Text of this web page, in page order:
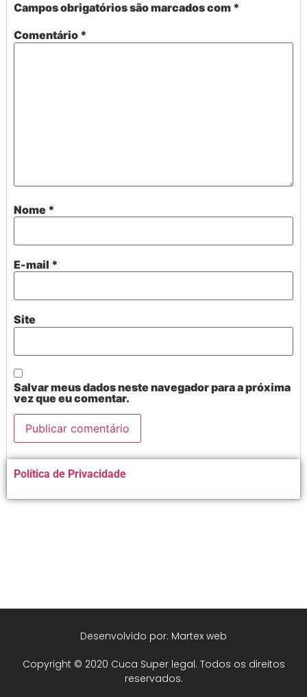
Campos obrigatórios são marcados com *
Comentário *
Nome *
E-mail *
Site
Salvar meus dados neste navegador para a próxima
vez que eu comentar.
Alternative:
Política de Privacidade
Copyright © 2020 Cuca Super legal. Todos os direitos
reservados.
Desenvolvido por: Martex web